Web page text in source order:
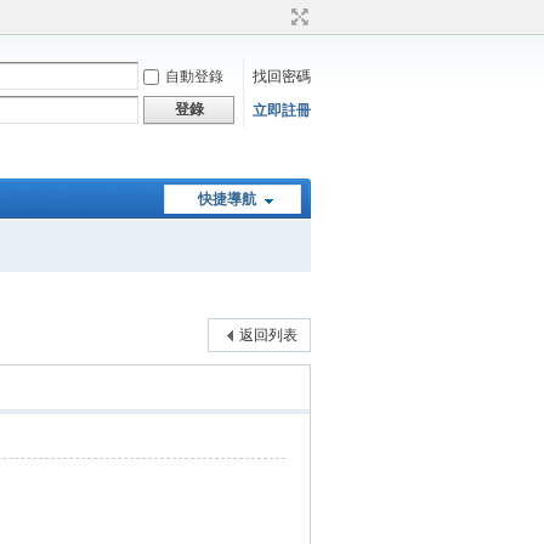
自動登錄
找回密碼
登錄
立即註冊
快捷導航
返回列表